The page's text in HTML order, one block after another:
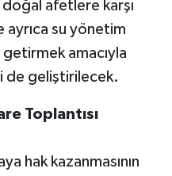
afetlere karşı
ayrıca su yönetim
amacıyla
de geliştirilecek.
Toplantısı
hak kazanmasının